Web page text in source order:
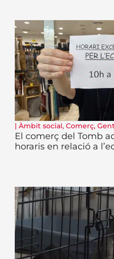
| Àmbit social, Comerç,
El comerç del Tomb
horaris en relació a